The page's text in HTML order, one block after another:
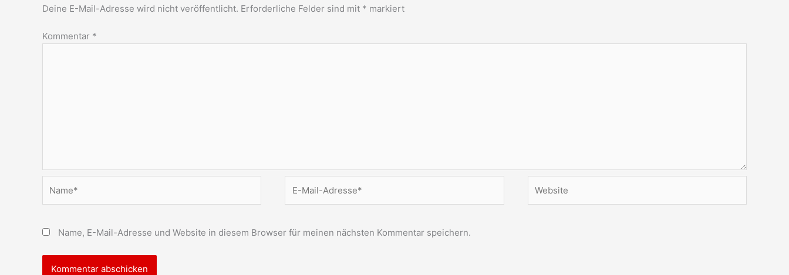
Deine E-Mail-Adresse wird nicht veröffentlicht. Erforderliche Felder sind mit * markiert
Kommentar *
Mail-
Name, E-Mail-Adresse und Website in diesem Browser für meinen nächsten Kommentar speichern.